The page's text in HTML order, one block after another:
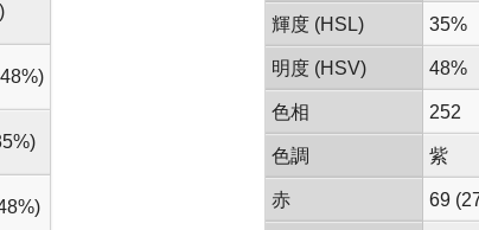
輝度 (HSL) 35%
明度 (HSV) 48%
色相 252
色調 紫
赤 69